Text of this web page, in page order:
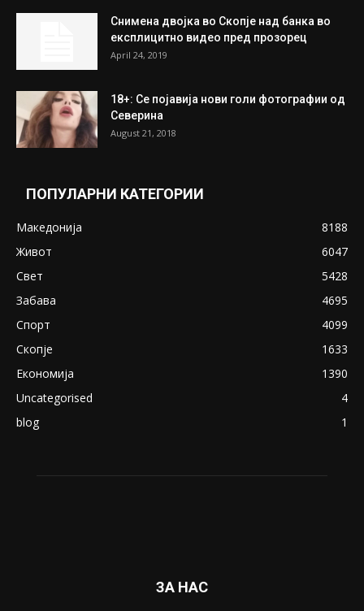
Снимена двојка во Скопје над банка во
експлицитно видео пред прозорец
April 24, 2019
18+: Се појавија нови голи фотографии од
Северина
August 21, 2018
ПОПУЛАРНИ КАТЕГОРИИ
Македонија
8188
Живот
6047
Свет
5428
Забава
4695
Спорт
4099
Скопје
1633
Економија
1390
Uncategorised
4
blog
1
ЗА НАС